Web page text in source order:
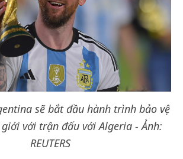
sẽ bắt đầu hành trình bảo vệ
với trận đấu với Algeria - Ảnh:
REUTERS